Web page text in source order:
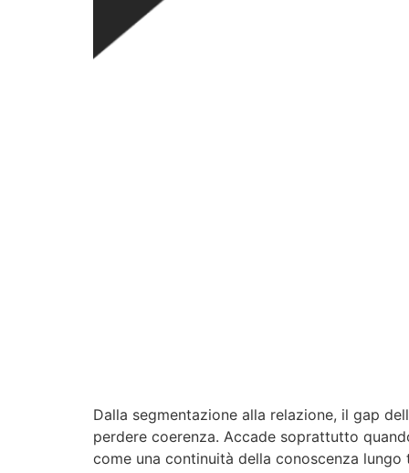
Dalla segmentazione alla relazione, il gap
perdere coerenza. Accade soprattutto
come una continuità della conoscenza